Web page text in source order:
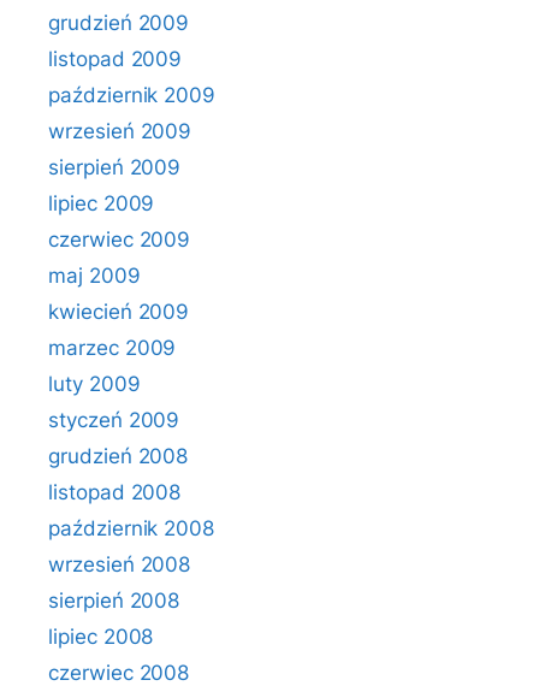
grudzień 2009
listopad 2009
październik 2009
wrzesień 2009
sierpień 2009
lipiec 2009
czerwiec 2009
maj 2009
kwiecień 2009
marzec 2009
luty 2009
styczeń 2009
grudzień 2008
listopad 2008
październik 2008
wrzesień 2008
sierpień 2008
lipiec 2008
czerwiec 2008